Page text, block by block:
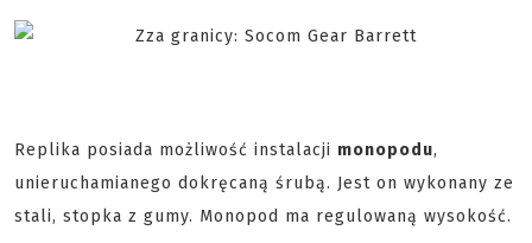
Replika posiada możliwość instalacji monopodu,
unieruchamianego dokręcaną śrubą. Jest on wykonany ze
stali, stopka z gumy. Monopod ma regulowaną wysokość.